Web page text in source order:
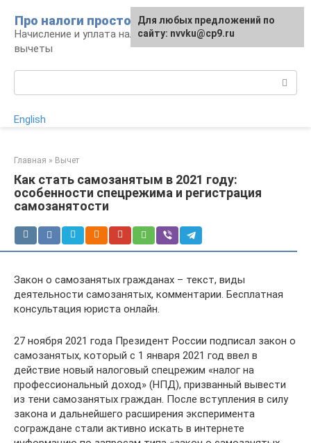
контенту
Про налоги просто
Начисление и уплата налогов, налоговые
вычеты
English
Главная » Вычет
Как стать самозанятым в 2021 году:
особенности спецрежима и регистрация
самозанятости
Закон о самозанятых гражданах – текст, виды
деятельности самозанятых, комментарии. Бесплатная
консультация юриста онлайн.
27 ноября 2021 года Президент России подписал закон о
самозанятых, который с 1 января 2021 год ввел в
действие новый налоговый спецрежим «налог на
профессиональный доход» (НПД), призванный вывести
из тени самозанятых граждан. После вступления в силу
закона и дальнейшего расширения эксперимента
сограждане стали активно искать в интернете
Для любых предложений по
сайту: nvvku@cp9.ru